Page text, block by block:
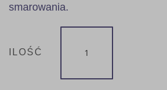
smarowania.
ILOŚĆ